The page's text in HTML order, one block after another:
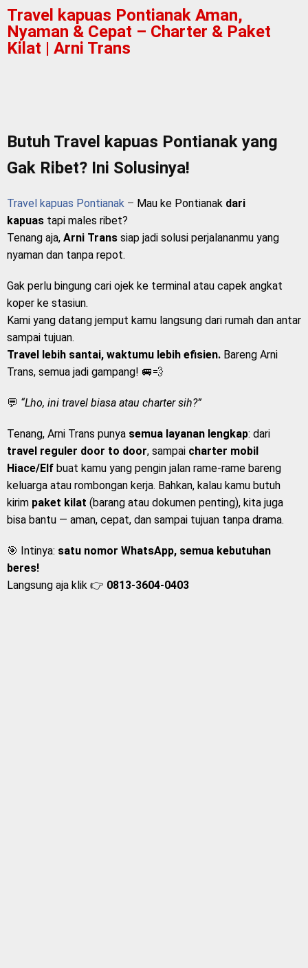
Travel kapuas Pontianak Aman,
Nyaman & Cepat – Charter & Paket
Kilat | Arni Trans
Butuh Travel kapuas Pontianak yang
Gak Ribet? Ini Solusinya!
Travel kapuas Pontianak – Mau ke Pontianak dari
kapuas tapi males ribet?
Tenang aja, Arni Trans siap jadi solusi perjalananmu yang
nyaman dan tanpa repot.
Gak perlu bingung cari ojek ke terminal atau capek angkat
koper ke stasiun.
Kami yang datang jemput kamu langsung dari rumah dan antar
sampai tujuan.
Travel lebih santai, waktumu lebih efisien. Bareng Arni
Trans, semua jadi gampang! 🚐💨
💬 “Lho, ini travel biasa atau charter sih?”
Tenang, Arni Trans punya semua layanan lengkap: dari
travel reguler door to door, sampai charter mobil
Hiace/Elf buat kamu yang pengin jalan rame-rame bareng
keluarga atau rombongan kerja. Bahkan, kalau kamu butuh
kirim paket kilat (barang atau dokumen penting), kita juga
bisa bantu — aman, cepat, dan sampai tujuan tanpa drama.
🎯 Intinya: satu nomor WhatsApp, semua kebutuhan
beres!
Langsung aja klik 👉 0813-3604-0403